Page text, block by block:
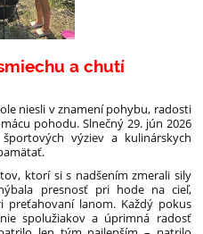
a chutí
niesli v znamení pohybu, radosti
pohodu. Slnečný 29. jún 2026
výziev a kulinárskych
ktorí si s nadšením zmerali sily
presnosť pri hode na cieľ,
lanom. Každý pokus
spolužiakov a úprimná radosť